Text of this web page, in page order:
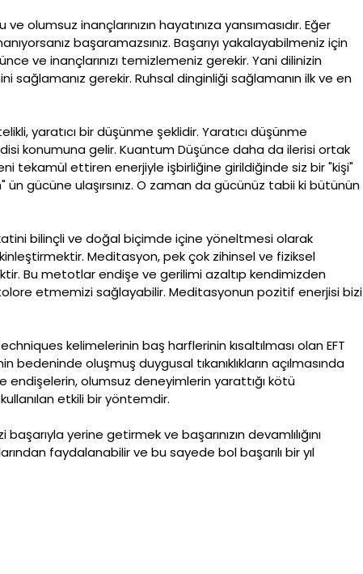
ve olumsuz inançlarınızın hayatınıza yansımasıdır. Eğer
başaramazsınız. Başarıyı yakalayabilmeniz için
ve inançlarınızı temizlemeniz gerekir. Yani dilinizin
sağlamanız gerekir. Ruhsal dinginliği sağlamanın ilk ve en
yaratıcı bir düşünme şeklidir. Yaratıcı düşünme
konumuna gelir. Kuantum Düşünce daha da ilerisi ortak
tekamül ettiren enerjiyle işbirliğine girildiğinde siz bir "kişi"
ün gücüne ulaşırsınız. O zaman da gücünüz tabii ki bütünün
bilinçli ve doğal biçimde içine yöneltmesi olarak
Meditasyon, pek çok zihinsel ve fiziksel
Bu metotlar endişe ve gerilimi azaltıp kendimizden
etmemizi sağlayabilir. Meditasyonun pozitif enerjisi bizi
kelimelerinin baş harflerinin kısaltılması olan EFT
oluşmuş duygusal tıkanıklıkların açılmasında
endişelerin, olumsuz deneyimlerin yarattığı kötü
etkili bir yöntemdir.
yerine getirmek ve başarınızın devamlılığını
faydalanabilir ve bu sayede bol başarılı bir yıl